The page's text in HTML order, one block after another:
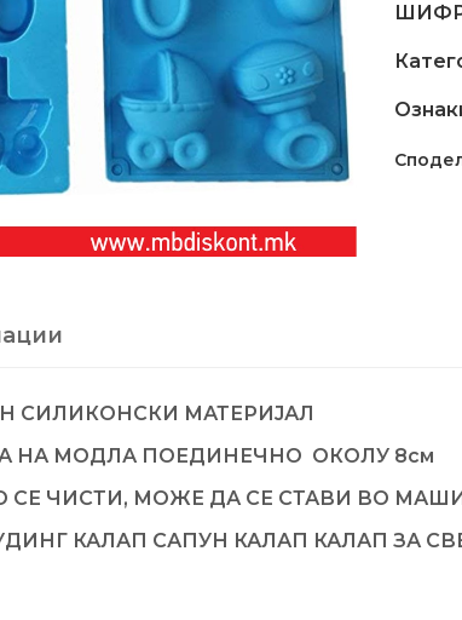
СИЛИКОНСКИ МАТЕРИЈАЛ
НА МОДЛА ПОЕДИНЕЧНО ОКОЛУ 8см
СЕ ЧИСТИ, МОЖЕ ДА СЕ СТАВИ ВО
КАЛАП САПУН КАЛАП КАЛАП ЗА